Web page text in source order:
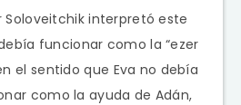
Soloveitchik interpretó este
funcionar como la “ezer
el sentido que Eva no debía
como la ayuda de Adán,